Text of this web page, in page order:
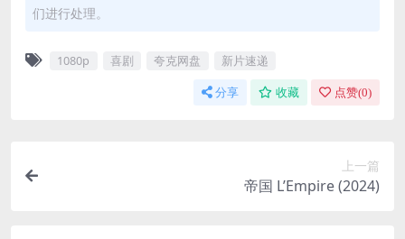
们进行处理。
1080p 喜剧 夸克网盘 新片速递
分享 收藏 点赞(0)
上一篇
帝国 L’Empire (2024)